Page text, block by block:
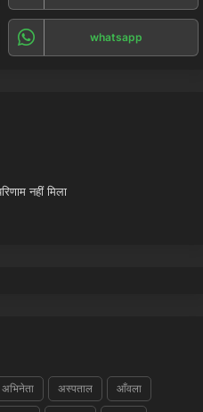
whatsapp
नहीं मिला
अभिनेता अस्पताल आँवला